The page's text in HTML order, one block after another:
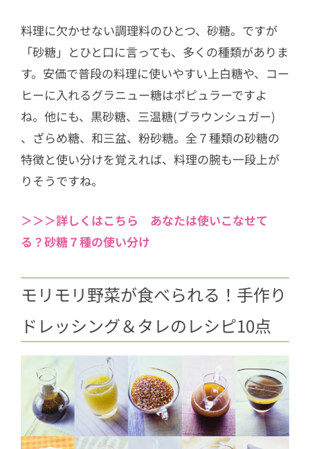
料理に欠かせない調理料のひとつ、砂糖。ですが
「砂糖」とひと口に言っても、多くの種類がありま
す。安価で普段の料理に使いやすい上白糖や、コー
ヒーに入れるグラニュー糖はポピュラーですよ
ね。他にも、黒砂糖、三温糖(ブラウンシュガー)
、ざらめ糖、和三盆、粉砂糖。全７種類の砂糖の
特徴と使い分けを覚えれば、料理の腕も一段上が
りそうですね。
＞＞＞詳しくはこちら あなたは使いこなせて
る？砂糖７種の使い分け
モリモリ野菜が食べられる！手作り
ドレッシング＆タレのレシピ10点